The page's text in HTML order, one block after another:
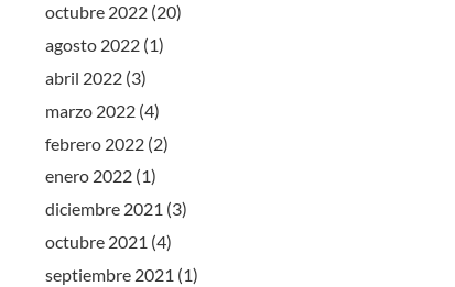
octubre 2022 (20)
agosto 2022 (1)
abril 2022 (3)
marzo 2022 (4)
febrero 2022 (2)
enero 2022 (1)
diciembre 2021 (3)
octubre 2021 (4)
septiembre 2021 (1)